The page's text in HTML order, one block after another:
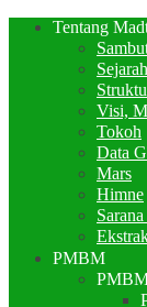
Tentang
Sejarah
Visi,
Tokoh
Data
Mars
Himne
PMBM